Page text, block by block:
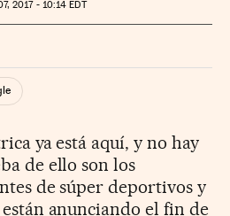
2017 - 10:14 EDT
Redes Sociales
ya está aquí, y no hay
de ello son los
de súper deportivos y
anunciando el fin de